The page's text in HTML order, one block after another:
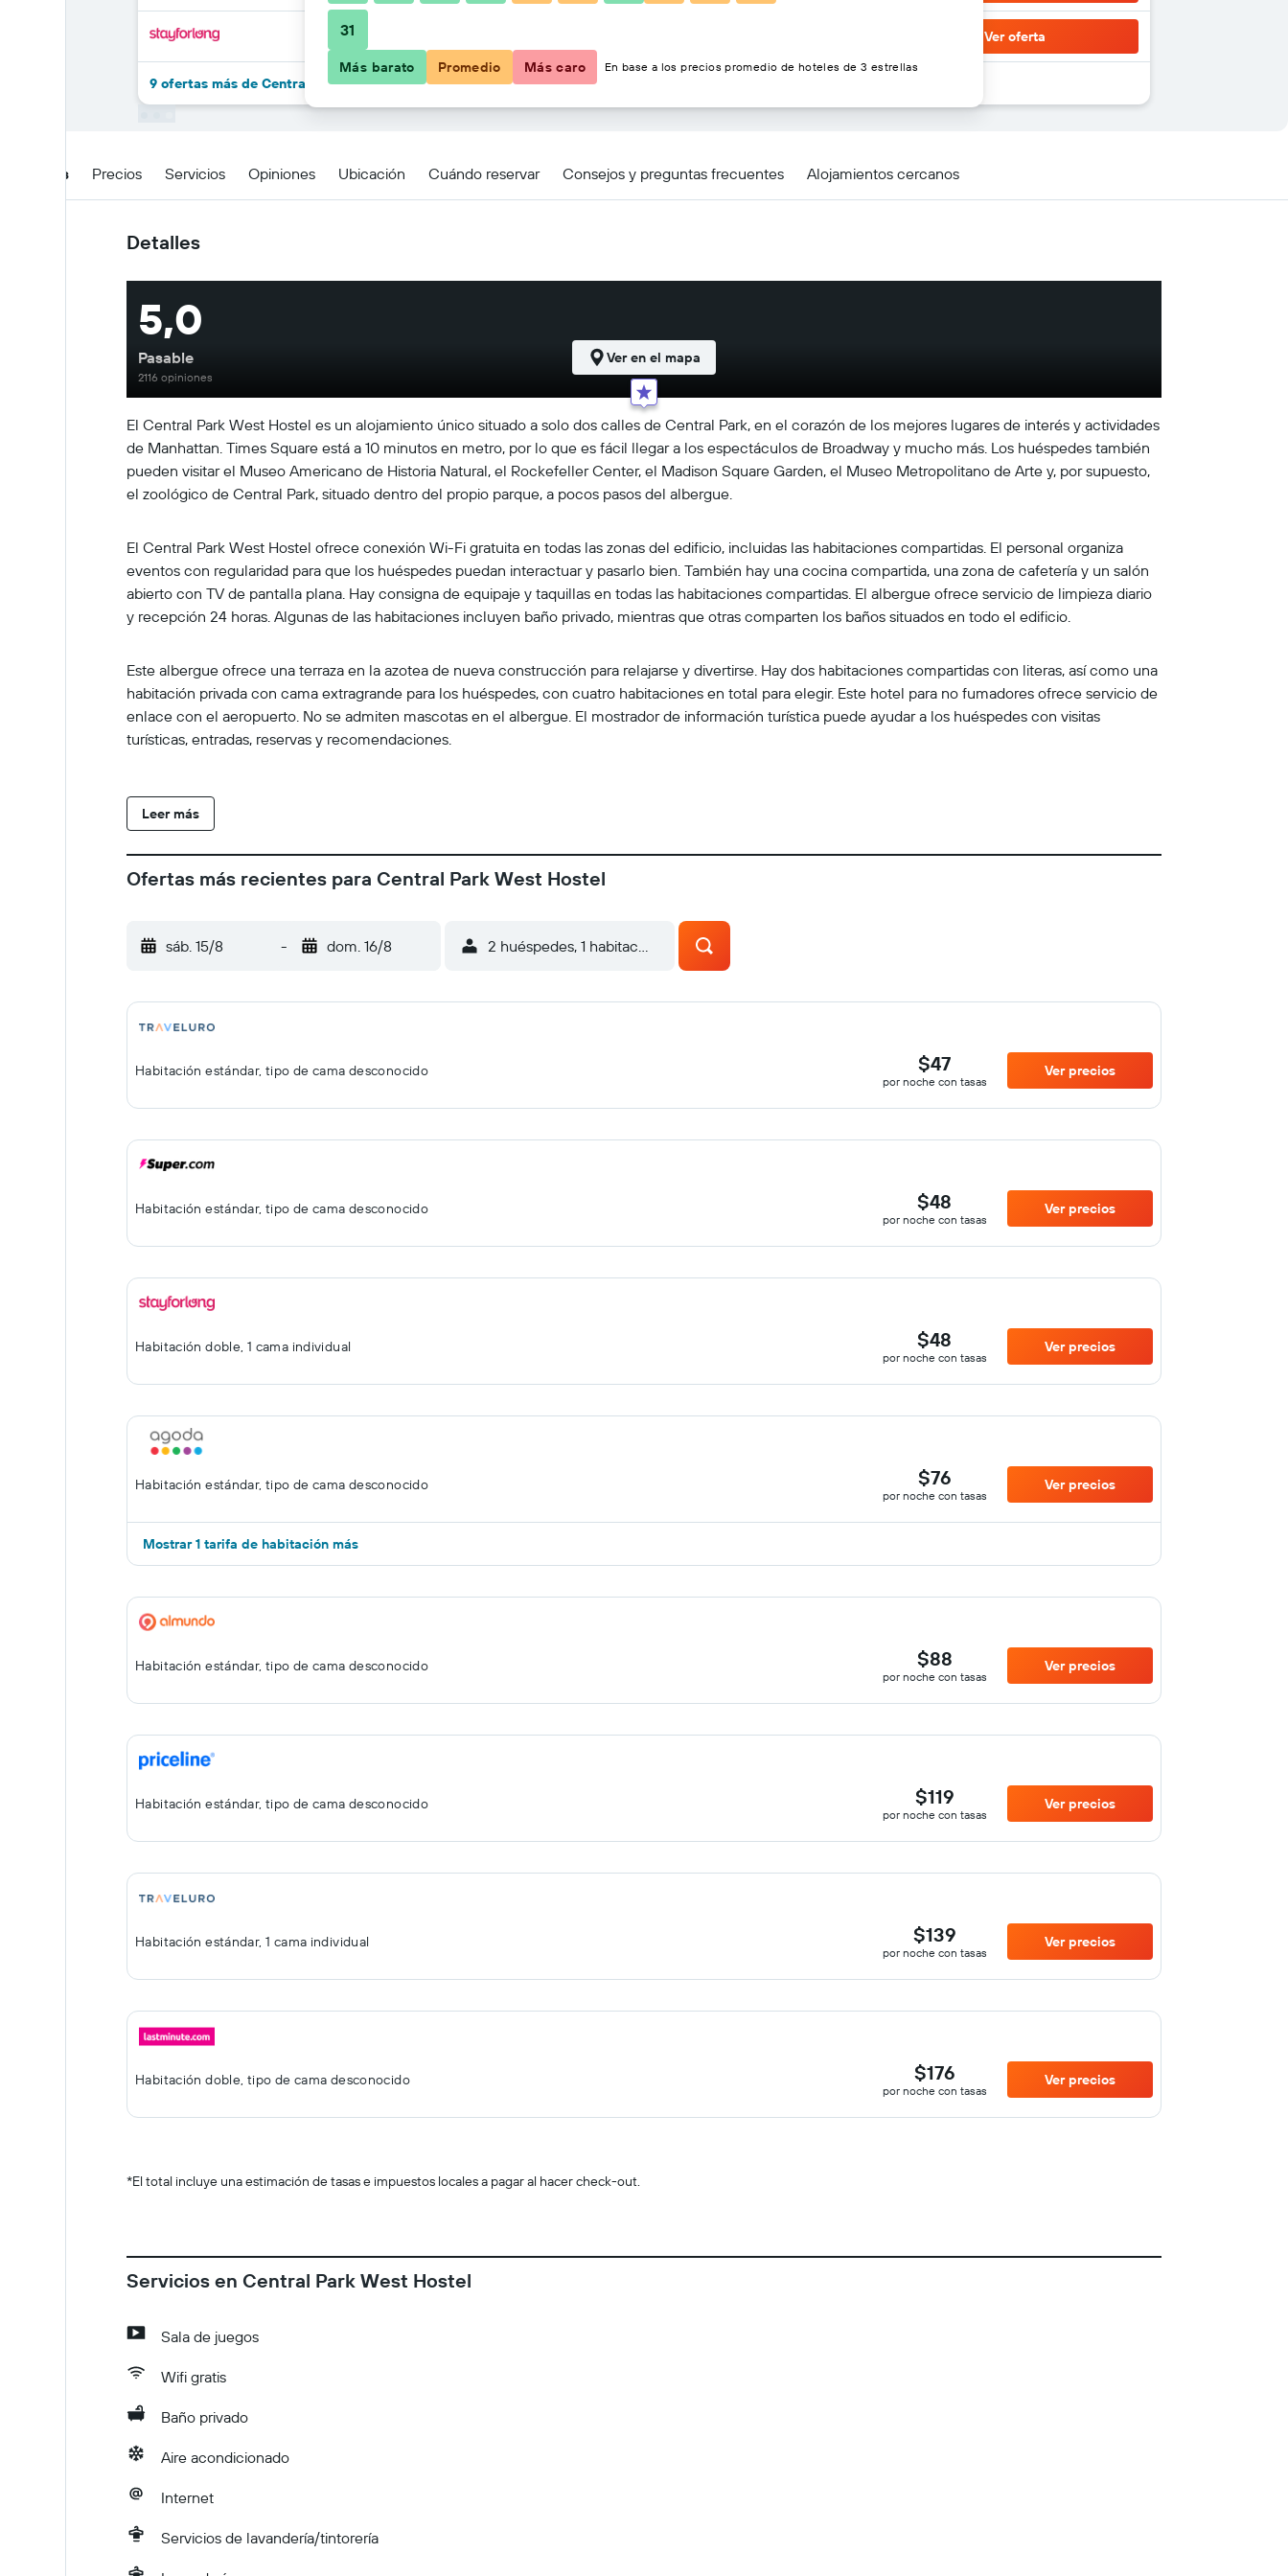
Ver oferta
9 ofertas más de Central Park West Hostel
Detalles Precios Servicios Opiniones Ubicación Cuándo reservar Consejos y preguntas frecuentes Alojamientos cercanos
Detalles
El Central Park West Hostel es un alojamiento único situado a solo dos calles de Central Park, en el corazón de los mejores lugares de interés y actividades
de Manhattan. Times Square está a 10 minutos en metro, por lo que es fácil llegar a los espectáculos de Broadway y mucho más. Los huéspedes también
pueden visitar el Museo Americano de Historia Natural, el Rockefeller Center, el Madison Square Garden, el Museo Metropolitano de Arte y, por supuesto,
el zoológico de Central Park, situado dentro del propio parque, a pocos pasos del albergue.
El Central Park West Hostel ofrece conexión Wi-Fi gratuita en todas las zonas del edificio, incluidas las habitaciones compartidas. El personal organiza
eventos con regularidad para que los huéspedes puedan interactuar y pasarlo bien. También hay una cocina compartida, una zona de cafetería y un salón
abierto con TV de pantalla plana. Hay consigna de equipaje y taquillas en todas las habitaciones compartidas. El albergue ofrece servicio de limpieza diario
y recepción 24 horas. Algunas de las habitaciones incluyen baño privado, mientras que otras comparten los baños situados en todo el edificio.
Este albergue ofrece una terraza en la azotea de nueva construcción para relajarse y divertirse. Hay dos habitaciones compartidas con literas, así como una
habitación privada con cama extragrande para los huéspedes, con cuatro habitaciones en total para elegir. Este hotel para no fumadores ofrece servicio de
enlace con el aeropuerto. No se admiten mascotas en el albergue. El mostrador de información turística puede ayudar a los huéspedes con visitas
turísticas, entradas, reservas y recomendaciones.
Leer más
5,0
Pasable
2116 opiniones
Ver en el mapa
Ofertas más recientes para Central Park West Hostel
sáb. 15/8 - dom. 16/8 2 huéspedes, 1 habitación
Habitación estándar, tipo de cama desconocido $47
por noche con tasas
Ver precios
Habitación estándar, tipo de cama desconocido $48
por noche con tasas
Ver precios
Habitación doble, 1 cama individual $48
por noche con tasas
Ver precios
Habitación estándar, tipo de cama desconocido $76
por noche con tasas
Ver precios
Mostrar 1 tarifa de habitación más
Habitación estándar, tipo de cama desconocido $88
por noche con tasas
Ver precios
Habitación estándar, tipo de cama desconocido $119
por noche con tasas
Ver precios
Habitación estándar, 1 cama individual $139
por noche con tasas
Ver precios
Habitación doble, tipo de cama desconocido $176
por noche con tasas
Ver precios
*El total incluye una estimación de tasas e impuestos locales a pagar al hacer check-out.
Servicios en Central Park West Hostel
Sala de juegos
Wifi gratis
Baño privado
Aire acondicionado
Internet
Servicios de lavandería/tintorería
31
Más barato Promedio Más caro En base a los precios promedio de hoteles de 3 estrellas